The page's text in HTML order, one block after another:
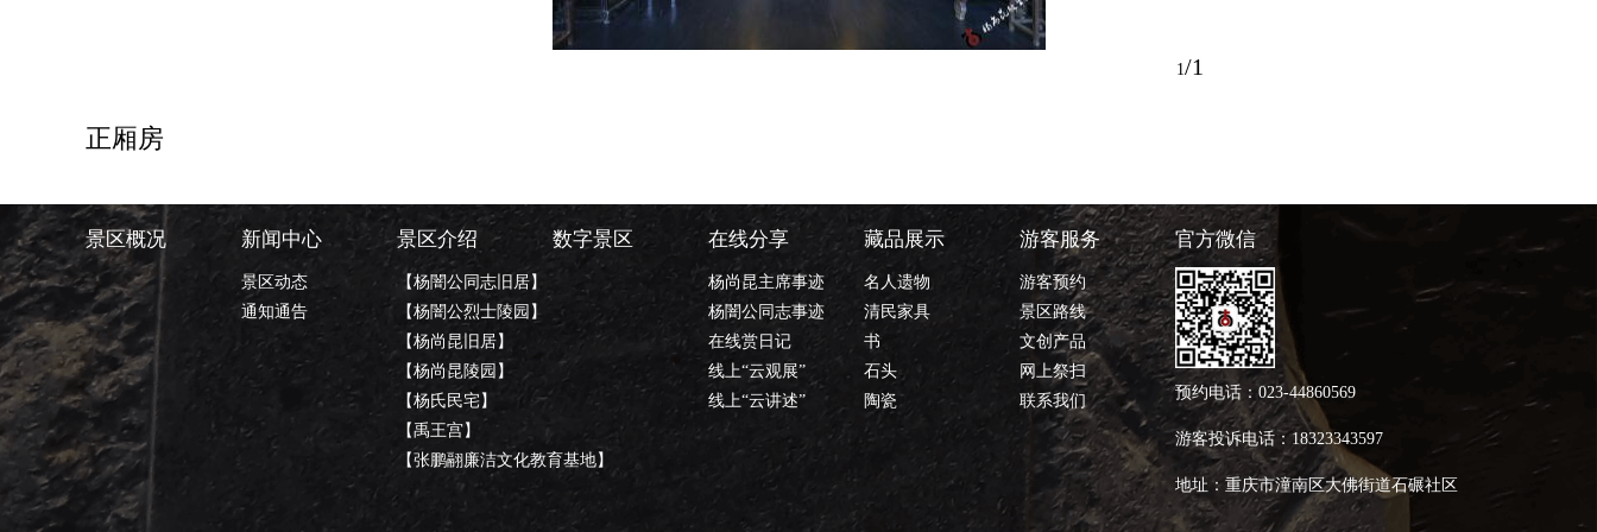
1/1
正厢房
景区概况 新闻中心
景区动态
通知通告
景区介绍
【杨闇公同志旧居】
【杨闇公烈士陵园】
【杨尚昆旧居】
【杨尚昆陵园】
【杨氏民宅】
【禹王宫】
【张鹏翮廉洁文化教育基地】
数字景区 在线分享
杨尚昆主席事迹
杨闇公同志事迹
在线赏日记
线上“云观展”
线上“云讲述”
藏品展示
名人遗物
清民家具
书
石头
陶瓷
游客服务
游客预约
景区路线
文创产品
网上祭扫
联系我们
官方微信
预约电话：023-44860569
游客投诉电话：18323343597
地址：重庆市潼南区大佛街道石碾社区